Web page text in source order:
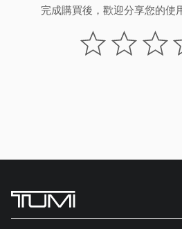
完成購買後，歡迎分享您的使